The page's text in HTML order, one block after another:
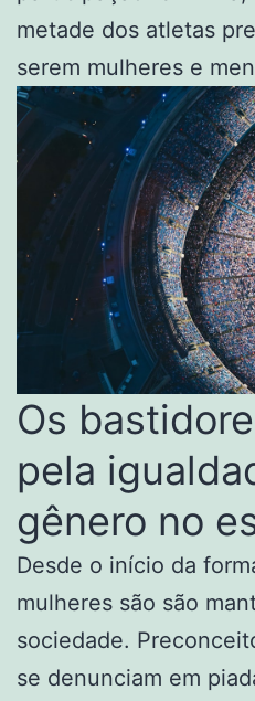
metade dos atletas
serem mulheres e
Os
pela
gênero no
Desde o início da
mulheres são são
sociedade.
se denunciam em